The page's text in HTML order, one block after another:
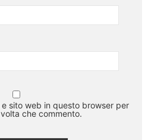
e sito web in questo browser per
che commento.